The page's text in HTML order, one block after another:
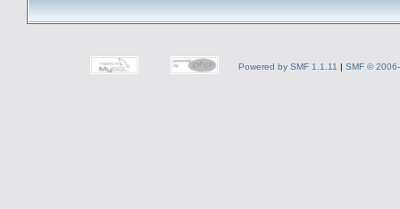
Powered by SMF 1.1.11 | SMF ©